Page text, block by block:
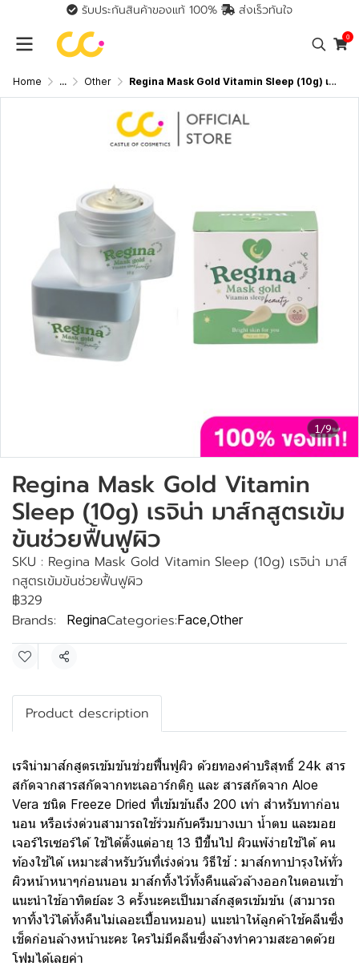
รับประกันสินค้าของแท้ 100% ส่งเร็วทันใจ
0
Home ... Other Regina Mask Gold Vitamin Sleep (10g) เรจิน่า มาส์กสูตรเข้มข้นช่วยฟื้นฟูผิว
1/9
Regina Mask Gold Vitamin
Sleep (10g) เรจิน่า มาส์กสูตรเข้ม
ข้นช่วยฟื้นฟูผิว
SKU : Regina Mask Gold Vitamin Sleep (10g) เรจิน่า มาส์
กสูตรเข้มข้นช่วยฟื้นฟูผิว
฿329
Brands:
ReginaCategories:Face,Other
Share
Product description
เรจิน่ามาส์กสูตรเข้มข้นช่วยฟื้นฟูผิว ด้วยทองคำบริสุทธิ์ 24k สาร
สกัดจากสารสกัดจากทะเลอาร์กติกู และ สารสกัดจาก Aloe
Vera ชนิด Freeze Dried ที่เข้มข้นถึง 200 เท่า สำหรับทาก่อน
นอน หรือเร่งด่วนสามารถใช้ร่วมกับครีมบางเบา น้ำตบ และมอย
เจอร์ไรเซอร์ได้ ใช้ได้ตั้งแต่อายุ 13 ปีขึ้นไป ผิวแพ้ง่ายใช้ได้ คน
ท้องใช้ได้ เหมาะสำหรับวันที่เร่งด่วน วิธีใช้ : มาส์กทาบำรุงให้ทั่ว
ผิวหน้าหนาๆก่อนนอน มาส์กทิ้งไว้ทั้งคืนแล้วล้างออกในตอนเช้า
แนะนำใช้อาทิตย์ละ 3 ครั้งนะคะเป็นมาส์กสูตรเข้มข้น (สามารถ
ทาทิ้งไว้ได้ทั้งคืนไม่เลอะเปื้อนหมอน) แนะนำให้ลูกค้าใช้คลีนซิ่ง
เช็ดก่อนล้างหน้านะคะ ใครไม่มีคลีนซิ่งล้างทำความสะอาดด้วย
โฟมได้เลยค่า